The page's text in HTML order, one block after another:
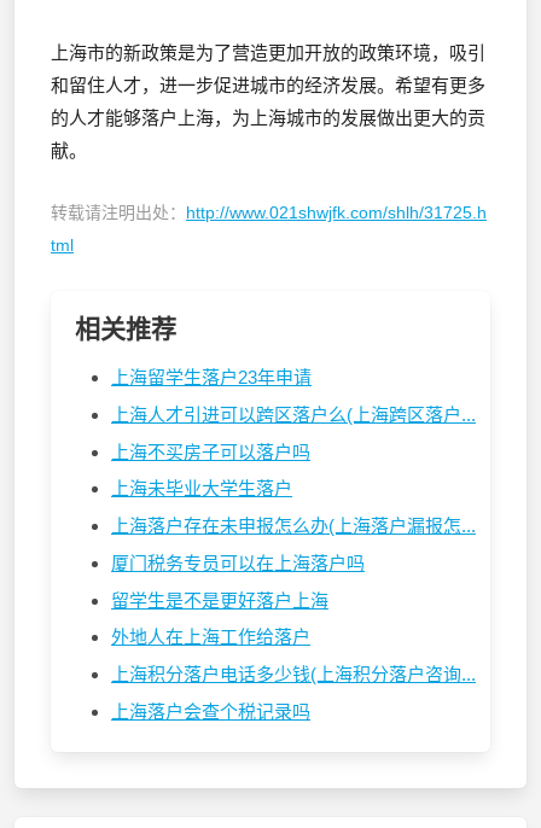
上海市的新政策是为了营造更加开放的政策环境，吸引
和留住人才，进一步促进城市的经济发展。希望有更多
的人才能够落户上海，为上海城市的发展做出更大的贡
献。
转载请注明出处： http://www.021shwjfk.com/shlh/31725.h
tml
相关推荐
上海留学生落户23年申请
上海人才引进可以跨区落户么(上海跨区落户...
上海不买房子可以落户吗
上海未毕业大学生落户
上海落户存在未申报怎么办(上海落户漏报怎...
厦门税务专员可以在上海落户吗
留学生是不是更好落户上海
外地人在上海工作给落户
上海积分落户电话多少钱(上海积分落户咨询...
上海落户会查个税记录吗